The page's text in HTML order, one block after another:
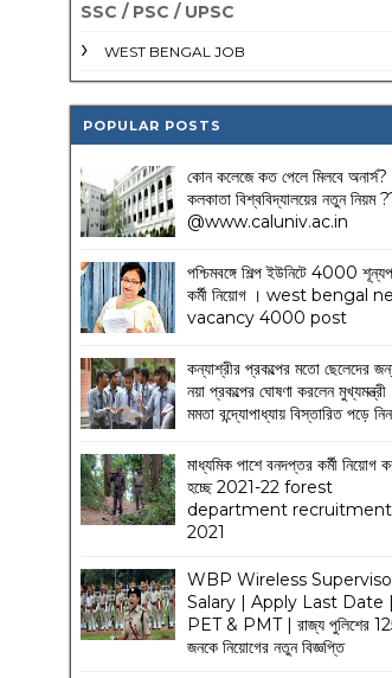
SSC / PSC / UPSC
WEST BENGAL JOB
POPULAR POSTS
কোন কলেজে কত পেলে মিলবে অনার্স?
কলকাতা বিশ্ববিদ্যালয়ের নতুন নিয়ম
@www.caluniv.ac.in
পশ্চিমবঙ্গে শিল্প ইউনিটে 4000
কর্মী নিয়োগ । west bengal
vacancy 4000 post
কন্যাশ্রীর প্রকল্পের মতো ছেলেদের
নয়া প্রকল্পের ঘোষণা করলেন মুখ্যমন্ত্রী
মমতা বন্দ্যোপাধ্যায় বিস্তারিত পড়ে নিন
মাধ্যমিক পাশে বনদপ্তর কর্মী নিয়োগ
হচ্ছে 2021-22 forest
department recruitment
2021
WBP Wireless
Salary | Apply Last Date |
PET & PMT | রাজ্য পুলিশের
জনকে নিয়োগের নতুন বিজ্ঞপ্তি